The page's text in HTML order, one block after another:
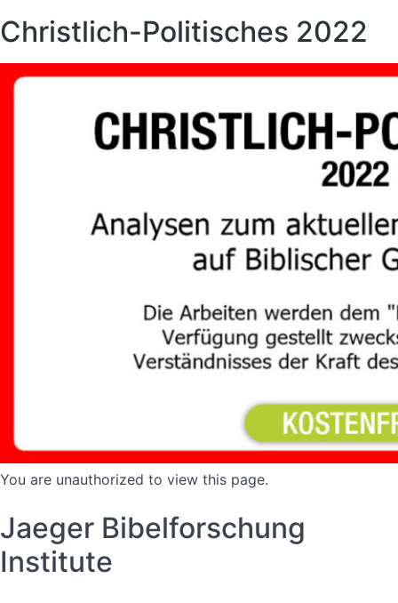
Christlich-Politisches 2022
You are unauthorized to view this page.
Jaeger Bibelforschung
Institute